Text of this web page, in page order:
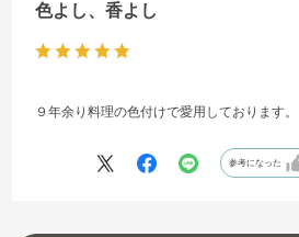
色よし、香よし
９年余り料理の色付けで愛用しております。
参考になった